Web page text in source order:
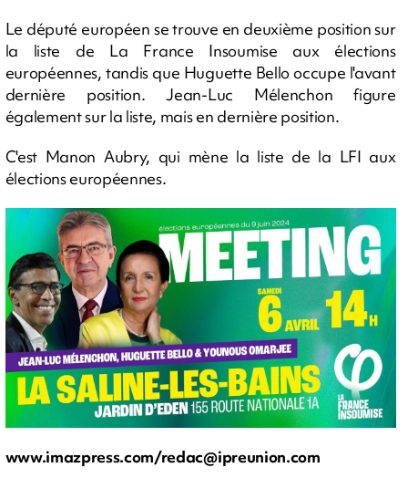
Le député européen se trouve en deuxième position sur
la liste de La France Insoumise aux élections
européennes, tandis que Huguette Bello occupe l'avant
dernière position. Jean-Luc Mélenchon figure
également sur la liste, mais en dernière position.
C'est Manon Aubry, qui mène la liste de la LFI aux
élections européennes.
www.imazpress.com/redac@ipreunion.com